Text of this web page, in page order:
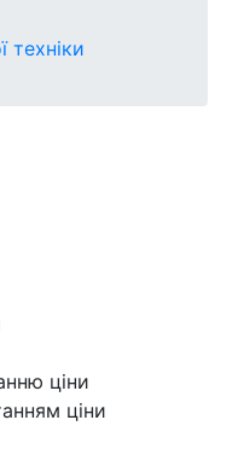
техніки
ціни
ціни